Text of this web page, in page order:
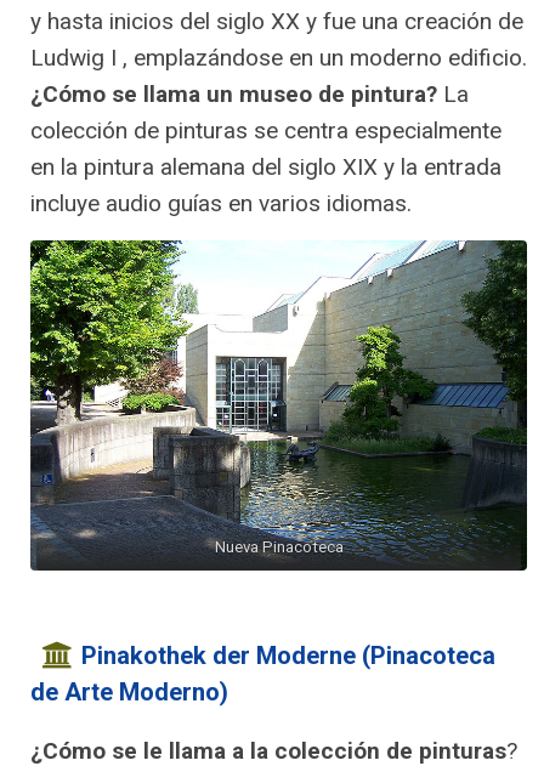
y hasta inicios del siglo XX y fue una creación de
Ludwig I , emplazándose en un moderno edificio.
¿Cómo se llama un museo de pintura? La
colección de pinturas se centra especialmente
en la pintura alemana del siglo XIX y la entrada
incluye audio guías en varios idiomas.
Nueva Pinacoteca
Pinakothek der Moderne (Pinacoteca
de Arte Moderno)
¿Cómo se le llama a la colección de pinturas?